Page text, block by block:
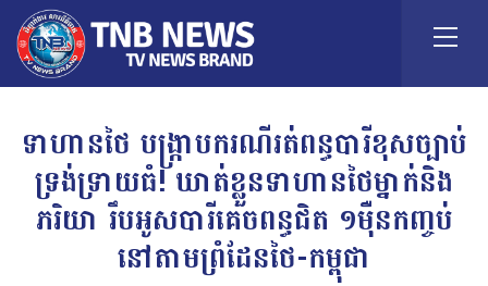
ទាហានថៃ បង្ក្រាបករណីរត់ពន្ធបារីខុសច្បាប់
ទ្រង់ទ្រាយធំ! ឃាត់ខ្លួនទាហានថៃម្នាក់និង
ភរិយា រឹបអូសបារីគេចពន្ធជិត ១ម៉ឺនកញ្ចប់
នៅតាមព្រំដែនថៃ-កម្ពុជា